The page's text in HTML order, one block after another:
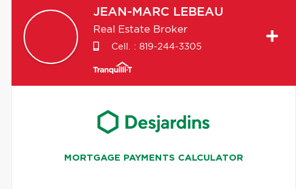
JEAN-MARC LEBEAU
Real Estate Broker
Cell. : 819-244-3305
MORTGAGE PAYMENTS CALCULATOR